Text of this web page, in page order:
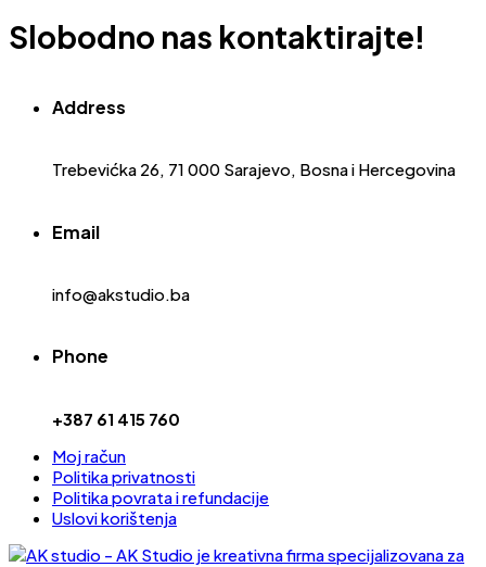
Slobodno nas kontaktirajte!
Address
Trebevićka 26, 71 000 Sarajevo, Bosna i Hercegovina
Email
info@akstudio.ba
Phone
+387 61 415 760
Moj račun
Politika privatnosti
Politika povrata i refundacije
Uslovi korištenja